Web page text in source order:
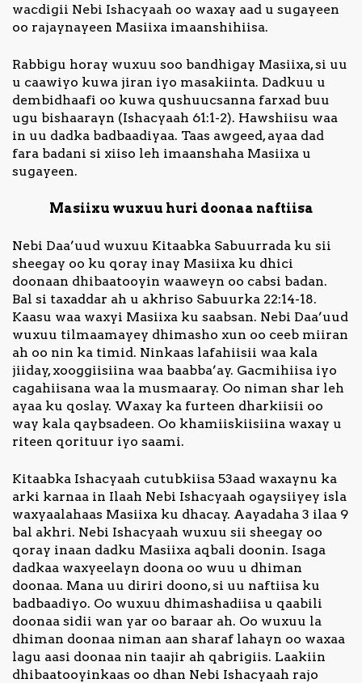
wacdigii Nebi Ishacyaah oo waxay aad u sugayeen
oo rajaynayeen Masiixa imaanshihiisa.
Rabbigu horay wuxuu soo bandhigay Masiixa, si uu
u caawiyo kuwa jiran iyo masakiinta. Dadkuu u
dembidhaafi oo kuwa qushuucsanna farxad buu
ugu bishaarayn (Ishacyaah 61:1-2). Hawshiisu waa
in uu dadka badbaadiyaa. Taas awgeed, ayaa dad
fara badani si xiiso leh imaanshaha Masiixa u
sugayeen.
Masiixu wuxuu huri doonaa naftiisa
Nebi Daa’uud wuxuu Kitaabka Sabuurrada ku sii
sheegay oo ku qoray inay Masiixa ku dhici
doonaan dhibaatooyin waaweyn oo cabsi badan.
Bal si taxaddar ah u akhriso Sabuurka 22:14-18.
Kaasu waa waxyi Masiixa ku saabsan. Nebi Daa’uud
wuxuu tilmaamayey dhimasho xun oo ceeb miiran
ah oo nin ka timid. Ninkaas lafahiisii waa kala
jiiday, xooggiisiina waa baabba’ay. Gacmihiisa iyo
cagahiisana waa la musmaaray. Oo niman shar leh
ayaa ku qoslay. Waxay ka furteen dharkiisii oo
way kala qaybsadeen. Oo khamiiskiisiina waxay u
riteen qorituur iyo saami.
Kitaabka Ishacyaah cutubkiisa 53aad waxaynu ka
arki karnaa in Ilaah Nebi Ishacyaah ogaysiiyey isla
waxyaalahaas Masiixa ku dhacay. Aayadaha 3 ilaa 9
bal akhri. Nebi Ishacyaah wuxuu sii sheegay oo
qoray inaan dadku Masiixa aqbali doonin. Isaga
dadkaa waxyeelayn doona oo wuu u dhiman
doonaa. Mana uu diriri doono, si uu naftiisa ku
badbaadiyo. Oo wuxuu dhimashadiisa u qaabili
doonaa sidii wan yar oo baraar ah. Oo wuxuu la
dhiman doonaa niman aan sharaf lahayn oo waxaa
lagu aasi doonaa nin taajir ah qabrigiis. Laakiin
dhibaatooyinkaas oo dhan Nebi Ishacyaah rajo